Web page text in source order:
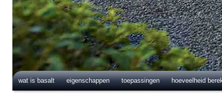
wat is basalt eigenschappen toepassingen hoeveelheid